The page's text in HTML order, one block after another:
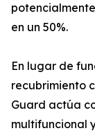
en un 50%.
En lugar de
recubrimiento
Guard actúa
multifuncional